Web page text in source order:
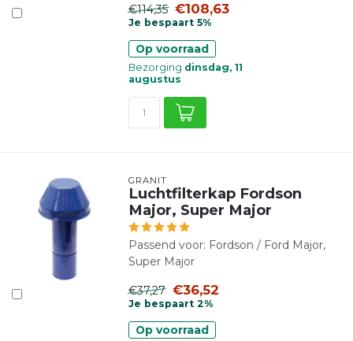
€114,35 €108,63
Je bespaart 5%
Op voorraad
Bezorging dinsdag, 11
augustus
GRANIT
Luchtfilterkap Fordson
Major, Super Major
Passend voor: Fordson / Ford Major,
Super Major
€37,27 €36,52
Je bespaart 2%
Op voorraad